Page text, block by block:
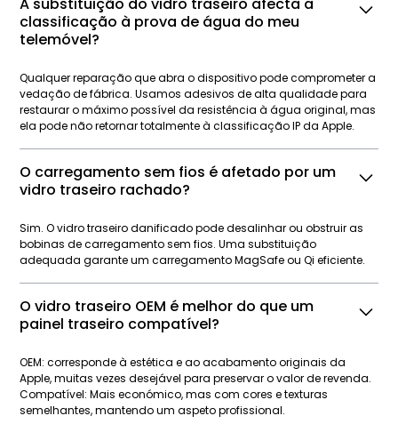
A substituição do vidro traseiro afecta a
classificação à prova de água do meu
telemóvel?
Qualquer reparação que abra o dispositivo pode comprometer a
vedação de fábrica. Usamos adesivos de alta qualidade para
restaurar o máximo possível da resistência à água original, mas
ela pode não retornar totalmente à classificação IP da Apple.
O carregamento sem fios é afetado por um
vidro traseiro rachado?
Sim. O vidro traseiro danificado pode desalinhar ou obstruir as
bobinas de carregamento sem fios. Uma substituição
adequada garante um carregamento MagSafe ou Qi eficiente.
O vidro traseiro OEM é melhor do que um
painel traseiro compatível?
OEM: corresponde à estética e ao acabamento originais da
Apple, muitas vezes desejável para preservar o valor de revenda.
Compatível: Mais económico, mas com cores e texturas
semelhantes, mantendo um aspeto profissional.